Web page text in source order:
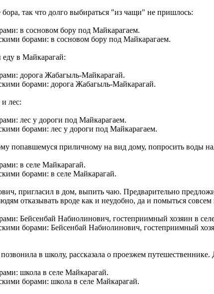
так что долго выбираться "из чащи" не пришлось:
борами: в сосновом бору под Майкарагаем.
в Майкарагай:
борами: дорога Жабагыль-Майкарагай.
лес:
борами: лес у дороги под Майкарагаем.
попавшемуся приличному на вид дому, попросить воды
борами: в селе Майкарагай.
пригласил в дом, выпить чаю. Предварительно
отказывать вроде как и неудобно, да и помыться
борами: Бейсенбай Набиолинович, гостеприимный
в школу, рассказала о проезжем
борами: школа в селе Майкарагай.